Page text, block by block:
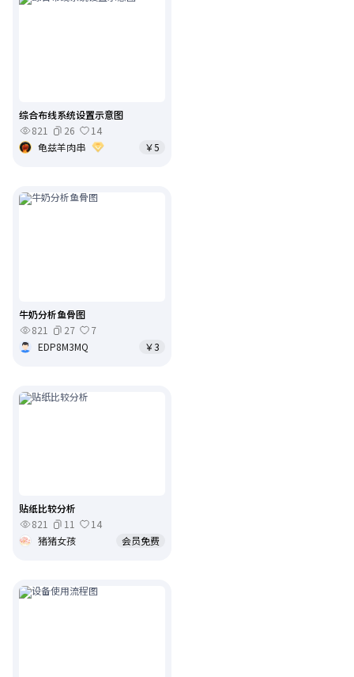
综合布线系统设置示意图
821
26
14
龟兹羊肉串
￥5
牛奶分析鱼骨图
821
27
7
EDP8M3MQ
￥3
贴纸比较分析
821
11
14
猪猪女孩
会员免费